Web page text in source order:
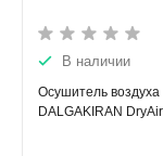
В наличии
Осушитель воздуха
DALGAKIRAN